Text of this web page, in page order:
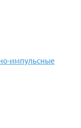
импульсные